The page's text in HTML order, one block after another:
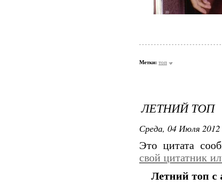
Метки: топ
ЛЕТНИЙ ТОП
Среда, 04 Июля
Это цитата
свой цитатник
Летний топ